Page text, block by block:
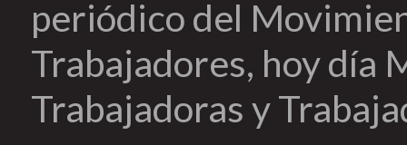
periódico del
Trabajadores, hoy día
Trabajadoras y